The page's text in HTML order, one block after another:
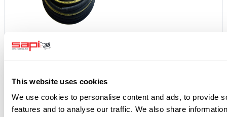
This website uses cookies
We use cookies to personalise content and ads, to provide
features and to analyse our traffic. We also share
Ersatzfilter für Aktivkohlefilter klein
MwSt.
Abrieb <35mm³ 280,00 € 333,20 € inkl. MwSt.
Gesamtpreis: 658,00 € zzgl. MwSt. 783,02 € inkl. MwSt.